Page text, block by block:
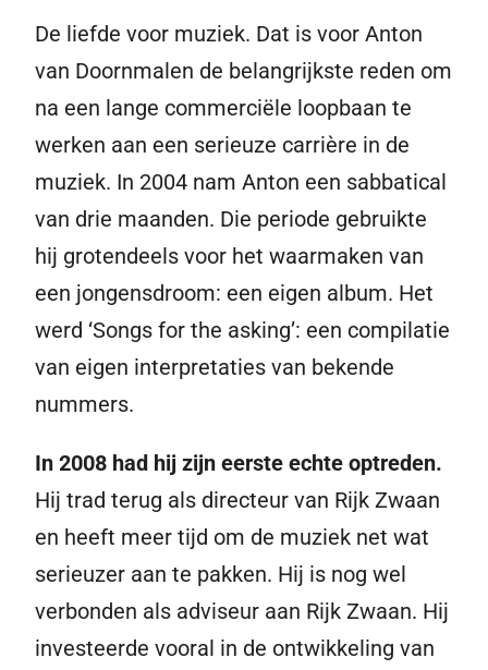
De liefde voor muziek. Dat is voor Anton
van Doornmalen de belangrijkste reden om
na een lange commerciële loopbaan te
werken aan een serieuze carrière in de
muziek. In 2004 nam Anton een sabbatical
van drie maanden. Die periode gebruikte
hij grotendeels voor het waarmaken van
een jongensdroom: een eigen album. Het
werd ‘Songs for the asking’: een compilatie
van eigen interpretaties van bekende
nummers.
In 2008 had hij zijn eerste echte optreden.
Hij trad terug als directeur van Rijk Zwaan
en heeft meer tijd om de muziek net wat
serieuzer aan te pakken. Hij is nog wel
verbonden als adviseur aan Rijk Zwaan. Hij
investeerde vooral in de ontwikkeling van